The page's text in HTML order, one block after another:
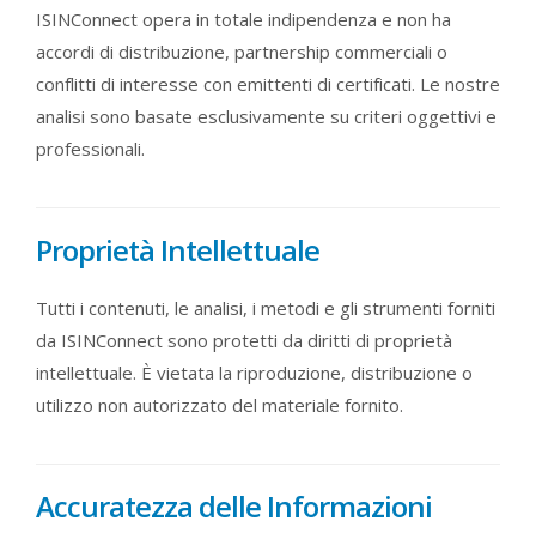
ISINConnect opera in totale indipendenza e non ha
accordi di distribuzione, partnership commerciali o
conflitti di interesse con emittenti di certificati. Le nostre
analisi sono basate esclusivamente su criteri oggettivi e
professionali.
Proprietà Intellettuale
Tutti i contenuti, le analisi, i metodi e gli strumenti forniti
da ISINConnect sono protetti da diritti di proprietà
intellettuale. È vietata la riproduzione, distribuzione o
utilizzo non autorizzato del materiale fornito.
Accuratezza delle Informazioni